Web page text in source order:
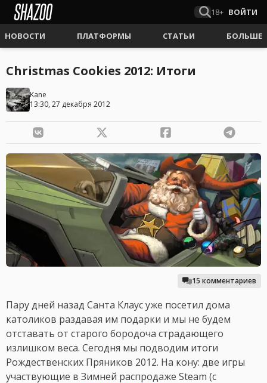
18+ ВОЙТИ
НОВОСТИ ПЛАТФОРМЫ СТАТЬИ БОЛЬШЕ
Christmas Cookies 2012: Итоги
Kane
13:30, 27 декабря 2012
15 комментариев
Пару дней назад Санта Клаус уже посетил дома
католиков раздавая им подарки и мы не будем
отставать от старого бородоча страдающего
излишком веса. Сегодня мы подводим итоги
Рождественских Пряников 2012. На кону: две игры
участвующие в Зимней распродаже Steam (с